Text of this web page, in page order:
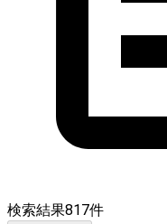
検索結果817件